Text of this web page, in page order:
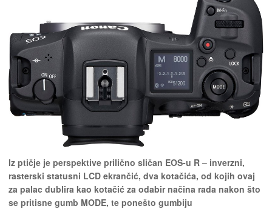
Iz ptičje je perspektive prilično sličan EOS-u R – inverzni,
rasterski statusni LCD ekrančić, dva kotačića, od kojih ovaj
za palac dublira kao kotačić za odabir načina rada nakon što
se pritisne gumb MODE, te ponešto gumbiju